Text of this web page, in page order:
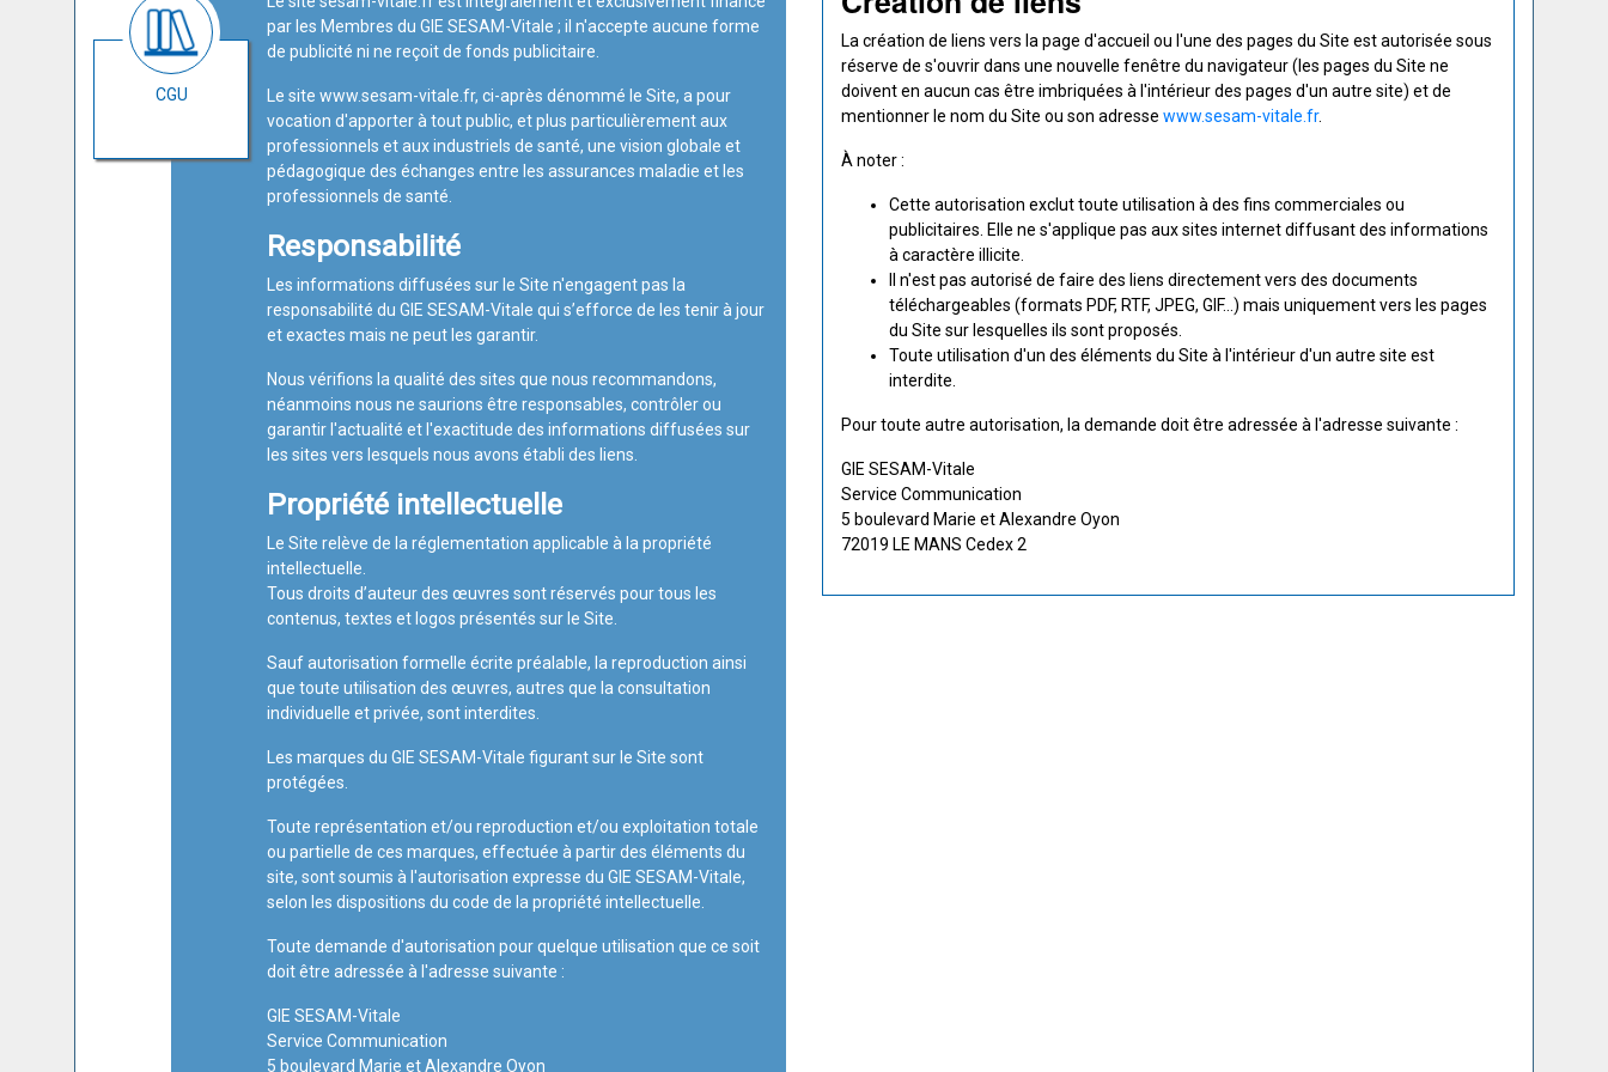
CGU
par les Membres du GIE SESAM-Vitale ; il n'accepte aucune forme
de publicité ni ne reçoit de fonds publicitaire.
Le site www.sesam-vitale.fr, ci-après dénommé le Site, a pour
vocation d'apporter à tout public, et plus particulièrement aux
professionnels et aux industriels de santé, une vision globale et
pédagogique des échanges entre les assurances maladie et les
professionnels de santé.
Responsabilité
Les informations diffusées sur le Site n'engagent pas la
responsabilité du GIE SESAM-Vitale qui s’efforce de les tenir à jour
et exactes mais ne peut les garantir.
Nous vérifions la qualité des sites que nous recommandons,
néanmoins nous ne saurions être responsables, contrôler ou
garantir l'actualité et l'exactitude des informations diffusées sur
les sites vers lesquels nous avons établi des liens.
Propriété intellectuelle
Le Site relève de la réglementation applicable à la propriété
intellectuelle.
Tous droits d’auteur des œuvres sont réservés pour tous les
contenus, textes et logos présentés sur le Site.
Sauf autorisation formelle écrite préalable, la reproduction ainsi
que toute utilisation des œuvres, autres que la consultation
individuelle et privée, sont interdites.
Les marques du GIE SESAM-Vitale figurant sur le Site sont
protégées.
Toute représentation et/ou reproduction et/ou exploitation totale
ou partielle de ces marques, effectuée à partir des éléments du
site, sont soumis à l'autorisation expresse du GIE SESAM-Vitale,
selon les dispositions du code de la propriété intellectuelle.
Toute demande d'autorisation pour quelque utilisation que ce soit
doit être adressée à l'adresse suivante :
GIE SESAM-Vitale
Service Communication
5 boulevard Marie et Alexandre Oyon
La création de liens vers la page d'accueil ou l'une des pages du Site est autorisée sous
réserve de s'ouvrir dans une nouvelle fenêtre du navigateur (les pages du Site ne
doivent en aucun cas être imbriquées à l'intérieur des pages d'un autre site) et de
mentionner le nom du Site ou son adresse www.sesam-vitale.fr.
À noter :
Cette autorisation exclut toute utilisation à des fins commerciales ou
publicitaires. Elle ne s'applique pas aux sites internet diffusant des informations
à caractère illicite.
Il n'est pas autorisé de faire des liens directement vers des documents
téléchargeables (formats PDF, RTF, JPEG, GIF...) mais uniquement vers les pages
du Site sur lesquelles ils sont proposés.
Toute utilisation d'un des éléments du Site à l'intérieur d'un autre site est
interdite.
Pour toute autre autorisation, la demande doit être adressée à l'adresse suivante :
GIE SESAM-Vitale
Service Communication
5 boulevard Marie et Alexandre Oyon
72019 LE MANS Cedex 2